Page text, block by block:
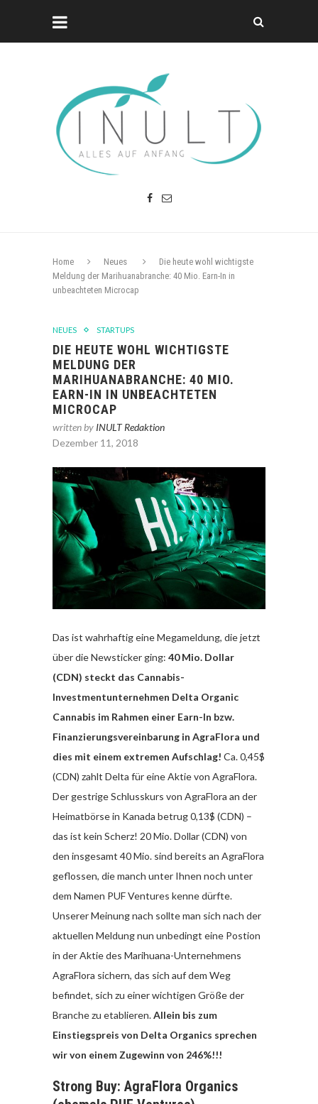
Home Neues
Die heute wohl wichtigste
Meldung der Marihuanabranche: 40 Mio. Earn-In in
unbeachteten Microcap
NEUES STARTUPS
DIE HEUTE WOHL WICHTIGSTE
MELDUNG DER
MARIHUANABRANCHE: 40 MIO.
EARN-IN IN UNBEACHTETEN
MICROCAP
written by INULT Redaktion
Dezember 11, 2018
Das ist wahrhaftig eine Megameldung, die jetzt
über die Newsticker ging: 40 Mio. Dollar
(CDN) steckt das Cannabis-
Investmentunternehmen Delta Organic
Cannabis im Rahmen einer Earn-In bzw.
Finanzierungsvereinbarung in AgraFlora und
dies mit einem extremen Aufschlag! Ca. 0,45$
(CDN) zahlt Delta für eine Aktie von AgraFlora.
Der gestrige Schlusskurs von AgraFlora an der
Heimatbörse in Kanada betrug 0,13$ (CDN) –
das ist kein Scherz! 20 Mio. Dollar (CDN) von
den insgesamt 40 Mio. sind bereits an AgraFlora
geflossen, die manch unter Ihnen noch unter
dem Namen PUF Ventures kenne dürfte.
Unserer Meinung nach sollte man sich nach der
aktuellen Meldung nun unbedingt eine Postion
in der Aktie des Marihuana-Unternehmens
AgraFlora sichern, das sich auf dem Weg
befindet, sich zu einer wichtigen Größe der
Branche zu etablieren.Allein bis zum
Einstiegspreis von Delta Organics sprechen
wir von einem Zugewinn von 246%!!!
Strong Buy: AgraFlora Organics